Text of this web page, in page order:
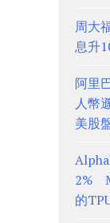
周大
息升
阿里
人幣
美股
2%
的